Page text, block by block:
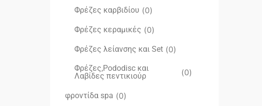
Φρέζες καρβιδίου (0)
Φρέζες κεραμικές (0)
Φρέζες λείανσης και Set (0)
Φρέζες,Pododisc και
Λαβίδες πεντικιούρ
(0)
φροντίδα spa (0)